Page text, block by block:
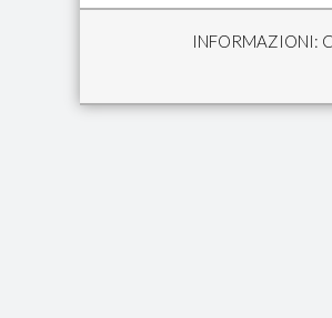
INFORMAZIONI: